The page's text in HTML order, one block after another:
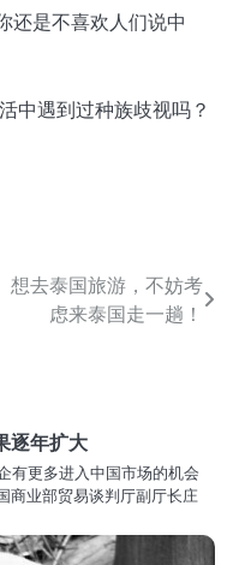
还是不喜欢人们说中
中遇到过种族歧视吗？
想去泰国旅游，不妨考
虑来泰国走一趟！
逐年扩大
有更多进入中国市场的机会
商业部贸易谈判厅副厅长庄